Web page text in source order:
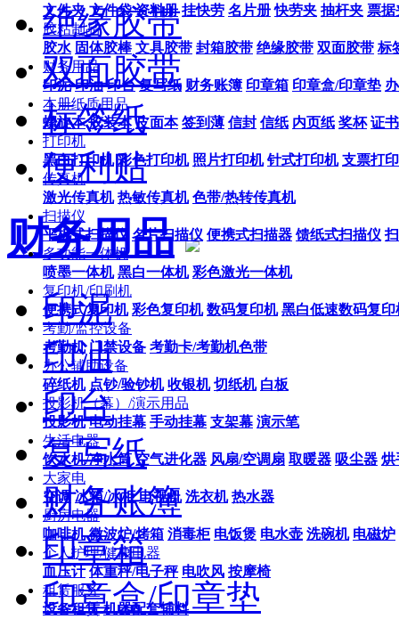
文件夹 文件袋 资料册 挂快劳 名片册 快劳夹 抽杆夹 票据
胶粘制品
胶水 固体胶棒 文具胶带 封箱胶带 绝缘胶带 双面胶带 标
财务用品
印泥 印油 印台 复写纸 财务账簿 印章箱 印章盒/印章垫
本册纸质用品
螺旋本 胶装本 皮面本 签到薄 信封 信纸 内页纸 奖杯 证书
打印机
黑白打印机 彩色打印机 照片打印机 针式打印机 支票打
传真机
激光传真机 热敏传真机 色带/热转传真机
扫描仪
平板式扫描仪 名片扫描仪 便携式扫描器 馈纸式扫描仪
多功能一体机
喷墨一体机 黑白一体机 彩色激光一体机
复印机/印刷机
便携式复印机 彩色复印机 数码复印机 黑白低速数码复印
考勤/监控设备
考勤机 门禁设备 考勤卡/考勤机色带
办公辅助设备
碎纸机 点钞/验钞机 收银机 切纸机 白板
投影机（幕）/演示用品
投影机 电动挂幕 手动挂幕 支架幕 演示笔
生活电器
饮水机/净水筒 空气进化器 风扇/空调扇 取暖器 吸尘器 烘
大家电
空调 冰箱/冰柜 电视机 洗衣机 热水器
厨房电器
咖啡机 微波炉/烤箱 消毒柜 电饭煲 电水壶 洗碗机 电磁炉
个人护理/健康电器
血压计 体重秤/电子秤 电吹风 按摩椅
租赁服务
设备租赁 机器配套辅料
绝缘胶带
双面胶带
标签纸
便利贴
财务用品
印泥
印油
印台
复写纸
财务账簿
印章箱
印章盒/印章垫